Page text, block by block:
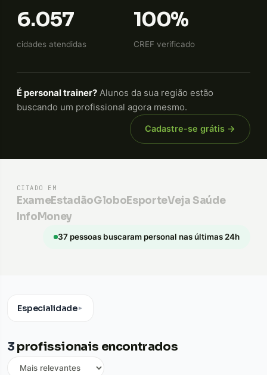
6.057
cidades atendidas
100%
CREF verificado
É personal trainer? Alunos da sua região estão
buscando um profissional agora mesmo.
Cadastre-se grátis →
CITADO EM
ExameEstadãoGloboEsporteVeja Saúde
InfoMoney
37 pessoas buscaram personal nas últimas 24h
Especialidade▼
3 profissionais encontrados